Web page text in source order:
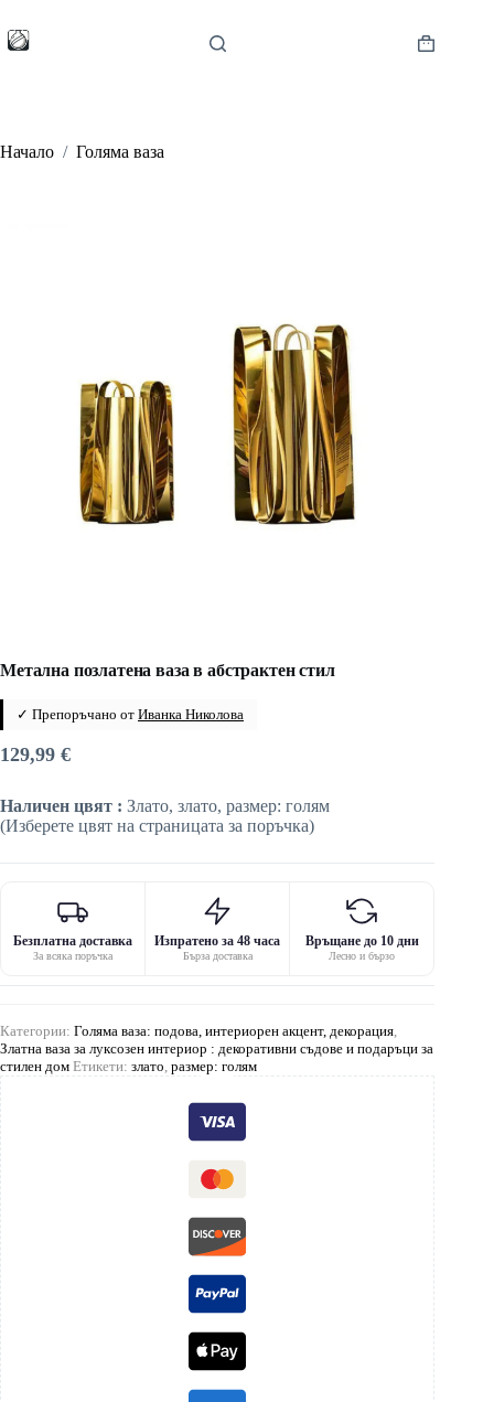
to
content
Shopping
Начало / Голяма ваза
Метална позлатена ваза в абстрактен стил
✓ Препоръчано от Иванка Николова
129,99 €
Наличен цвят : Злато, злато, размер: голям
(Изберете цвят на страницата за поръчка)
Безплатна доставка
За всяка поръчка
Изпратено за 48 часа
Бърза доставка
Връщане до 10 дни
Лесно и бързо
Категории: Голяма ваза: подова, интериорен акцент, декорация
Златна ваза за луксозен интериор : декоративни съдове и подаръци за
стилен дом Етикети: злато размер: голям